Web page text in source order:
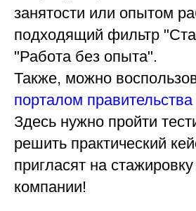
занятости или опытом
подходящий фильтр
"Работа без опыта".
Также, можно
порталом
Здесь нужно пройти
решить практический
пригласят на
компании!